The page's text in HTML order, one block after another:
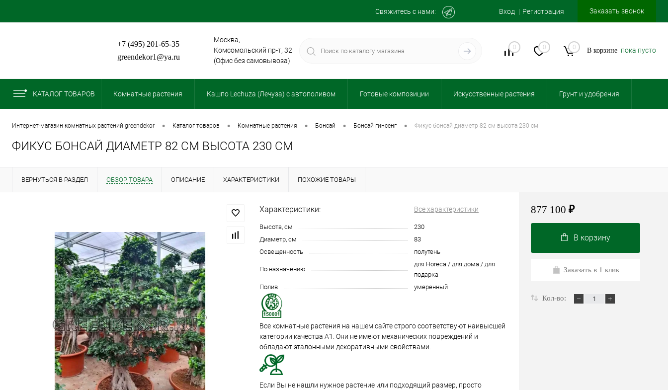
Свяжитесь с нами: Вход Регистрация Заказать звонок
+7 (495) 201-65-35
greendekor1@ya.ru
Москва,
Комсомольский пр-т, 32
(Офис без самовывоза)
0 0 0 В корзине пока пусто
КАТАЛОГ ТОВАРОВ Комнатные растения Кашпо Lechuza (Лечуза) с автополивом Готовые композиции Искусственные растения Грунт и удобрения
интернет-магазин комнатных растений greendekor • каталог товаров • комнатные растения • бонсай • бонсай гинсенг • фикус бонсай диаметр 82 см высота 230 см
ФИКУС БОНСАЙ ДИАМЕТР 82 СМ ВЫСОТА 230 СМ
ВЕРНУТЬСЯ В РАЗДЕЛ ОБЗОР ТОВАРА ОПИСАНИЕ ХАРАКТЕРИСТИКИ ПОХОЖИЕ ТОВАРЫ
Характеристики: Все характеристики
Высота, см
230
Диаметр, см
83
Освещенность
полутень
По назначению
для Horeca / для дома / для
подарка
Полив
умеренный
Все комнатные растения на нашем сайте строго соответствуют наивысшей
категории качества А1. Они не имеют механических повреждений и
обладают эталонными декоративными свойствами.
Если Вы не нашли нужное растение или подходящий размер, просто
877 100 ₽
В корзину
Заказать в 1 клик
Кол-во: